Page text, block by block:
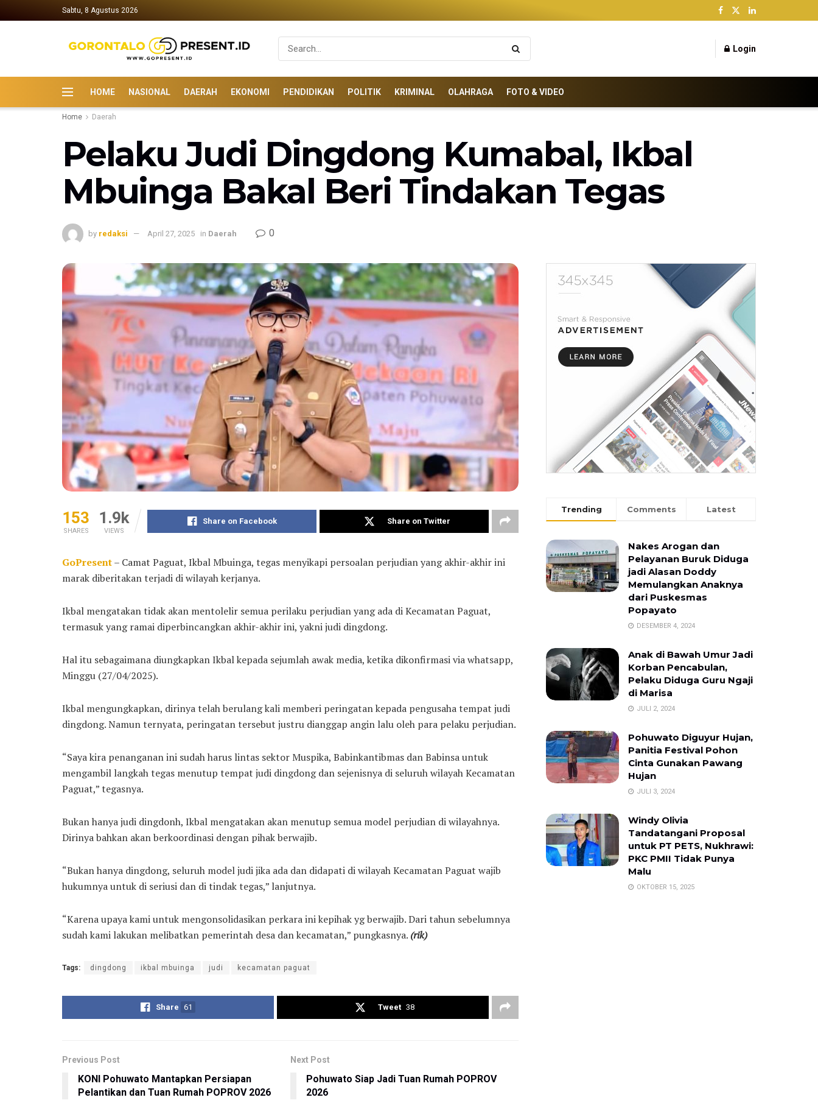
Sabtu, 8 Agustus 2026
Login
HOME NASIONAL DAERAH EKONOMI PENDIDIKAN POLITIK KRIMINAL OLAHRAGA FOTO & VIDEO
Home Daerah
Pelaku Judi Dingdong Kumabal, Ikbal
Mbuinga Bakal Beri Tindakan Tegas
by redaksi April 27, 2025 in Daerah 0
153
SHARES
1.9k
VIEWS
Share on Facebook Share on Twitter
GoPresent– Camat Paguat, Ikbal Mbuinga, tegas menyikapi persoalan perjudian yang akhir-akhir ini
marak diberitakan terjadi di wilayah kerjanya.
Ikbal mengatakan tidak akan mentolelir semua perilaku perjudian yang ada di Kecamatan Paguat,
termasuk yang ramai diperbincangkan akhir-akhir ini, yakni judi dingdong.
Hal itu sebagaimana diungkapkan Ikbal kepada sejumlah awak media, ketika dikonfirmasi via whatsapp,
Minggu (27/04/2025).
Ikbal mengungkapkan, dirinya telah berulang kali memberi peringatan kepada pengusaha tempat judi
dingdong. Namun ternyata, peringatan tersebut justru dianggap angin lalu oleh para pelaku perjudian.
“Saya kira penanganan ini sudah harus lintas sektor Muspika, Babinkantibmas dan Babinsa untuk
mengambil langkah tegas menutup tempat judi dingdong dan sejenisnya di seluruh wilayah Kecamatan
Paguat,” tegasnya.
Bukan hanya judi dingdonh, Ikbal mengatakan akan menutup semua model perjudian di wilayahnya.
Dirinya bahkan akan berkoordinasi dengan pihak berwajib.
“Bukan hanya dingdong, seluruh model judi jika ada dan didapati di wilayah Kecamatan Paguat wajib
hukumnya untuk di seriusi dan di tindak tegas,” lanjutnya.
“Karena upaya kami untuk mengonsolidasikan perkara ini kepihak yg berwajib. Dari tahun sebelumnya
sudah kami lakukan melibatkan pemerintah desa dan kecamatan,” pungkasnya. (rik)
Tags: dingdong ikbal mbuinga judi kecamatan paguat
Share 61 Tweet 38
Previous Post
KONI Pohuwato Mantapkan Persiapan
Pelantikan dan Tuan Rumah POPROV 2026
Next Post
Pohuwato Siap Jadi Tuan Rumah POPROV
2026
Trending Comments Latest
Nakes Arogan dan
Pelayanan Buruk Diduga
jadi Alasan Doddy
Memulangkan Anaknya
dari Puskesmas
Popayato
DESEMBER 4, 2024
Anak di Bawah Umur Jadi
Korban Pencabulan,
Pelaku Diduga Guru Ngaji
di Marisa
JULI 2, 2024
Pohuwato Diguyur Hujan,
Panitia Festival Pohon
Cinta Gunakan Pawang
Hujan
JULI 3, 2024
Windy Olivia
Tandatangani Proposal
untuk PT PETS, Nukhrawi:
PKC PMII Tidak Punya
Malu
OKTOBER 15, 2025